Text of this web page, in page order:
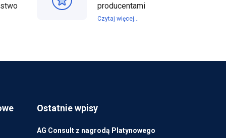
producentami
Czytaj więcej...
Ostatnie wpisy
AG Consult z nagrodą Platynowego